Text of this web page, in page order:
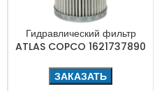
Гидравлический фильтр
ATLAS COPCO 1621737890
ЗАКАЗАТЬ